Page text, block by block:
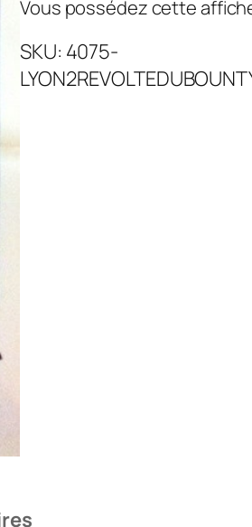
Vous possédez cette
SKU: 4075-